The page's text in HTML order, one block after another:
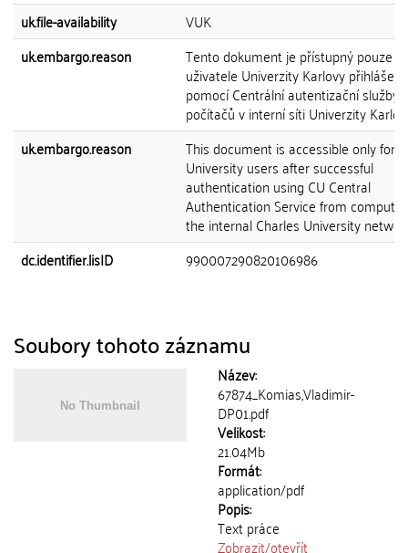
uk.file-availability
VUK
uk.embargo.reason
Tento dokument je přístupný pouze
uživatele Univerzity Karlovy přihlášené
pomocí Centrální autentizační služby
počítačů v interní síti Univerzity
uk.embargo.reason
This document is accessible only for
University users after successful
authentication using CU Central
Authentication Service from
the internal Charles University
dc.identifier.lisID
990007290820106986
Soubory tohoto záznamu
Název:
67874_Komias,Vladimir-
DP01.pdf
Velikost:
21.04Mb
Formát:
application/pdf
Popis:
Text práce
Zobrazit/otevřít